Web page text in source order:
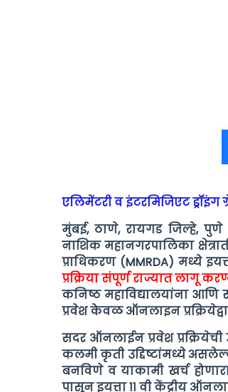
एलिमेंटरी व इंटरमिजिएट ड्रॉइंग
मुंबई, ठाणे, रायगड जिल्हे, पुणे
नाशिक महानगरपालिका
प्राधिकरण (MMRDA) मध्ये
प्रक्रिया संपूर्ण राज्यात लागू
कनिष्ठ महाविद्यालयांना आणि
प्रवेश केवळ ऑनलाइन
सदर ऑनलाईन प्रवेश प्रक्रियेची
कलमी कृती उद्दिष्टांमध्ये
बनविणे व याकामी खर्च
पासून इयत्ता ११ वी केंद्रीय